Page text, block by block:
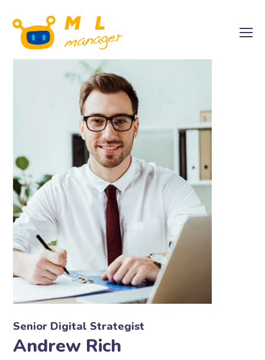
Senior Digital Strategist
Andrew Rich